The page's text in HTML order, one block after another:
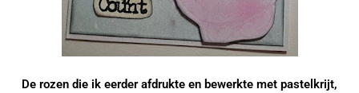
De rozen die ik eerder afdrukte en bewerkte met pastelkrijt,